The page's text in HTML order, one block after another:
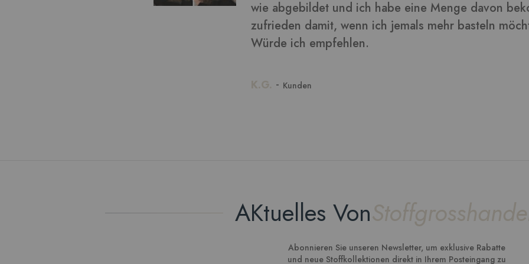
AKtuelles Von
Abonnieren Sie unseren Newsletter, um exklusive Rabatte
und neue Stoffkollektionen direkt in Ihrem Posteingang zu